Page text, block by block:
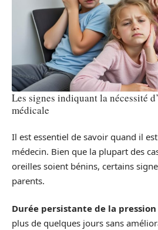
Les signes indiquant la nécessité
médicale
Il est essentiel de savoir quand il
médecin. Bien que la plupart des
oreilles soient bénins, certains
parents.
Durée persistante de la pression
plus de quelques jours sans